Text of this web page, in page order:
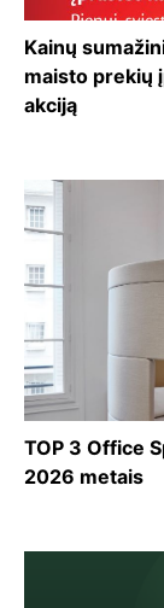
Kainų
maisto prekių
akciją
TOP 3 Office
2026 metais